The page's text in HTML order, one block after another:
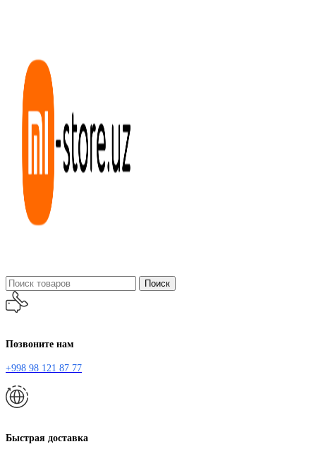
Поиск
Позвоните нам
+998 98 121 87 77
Быстрая доставка